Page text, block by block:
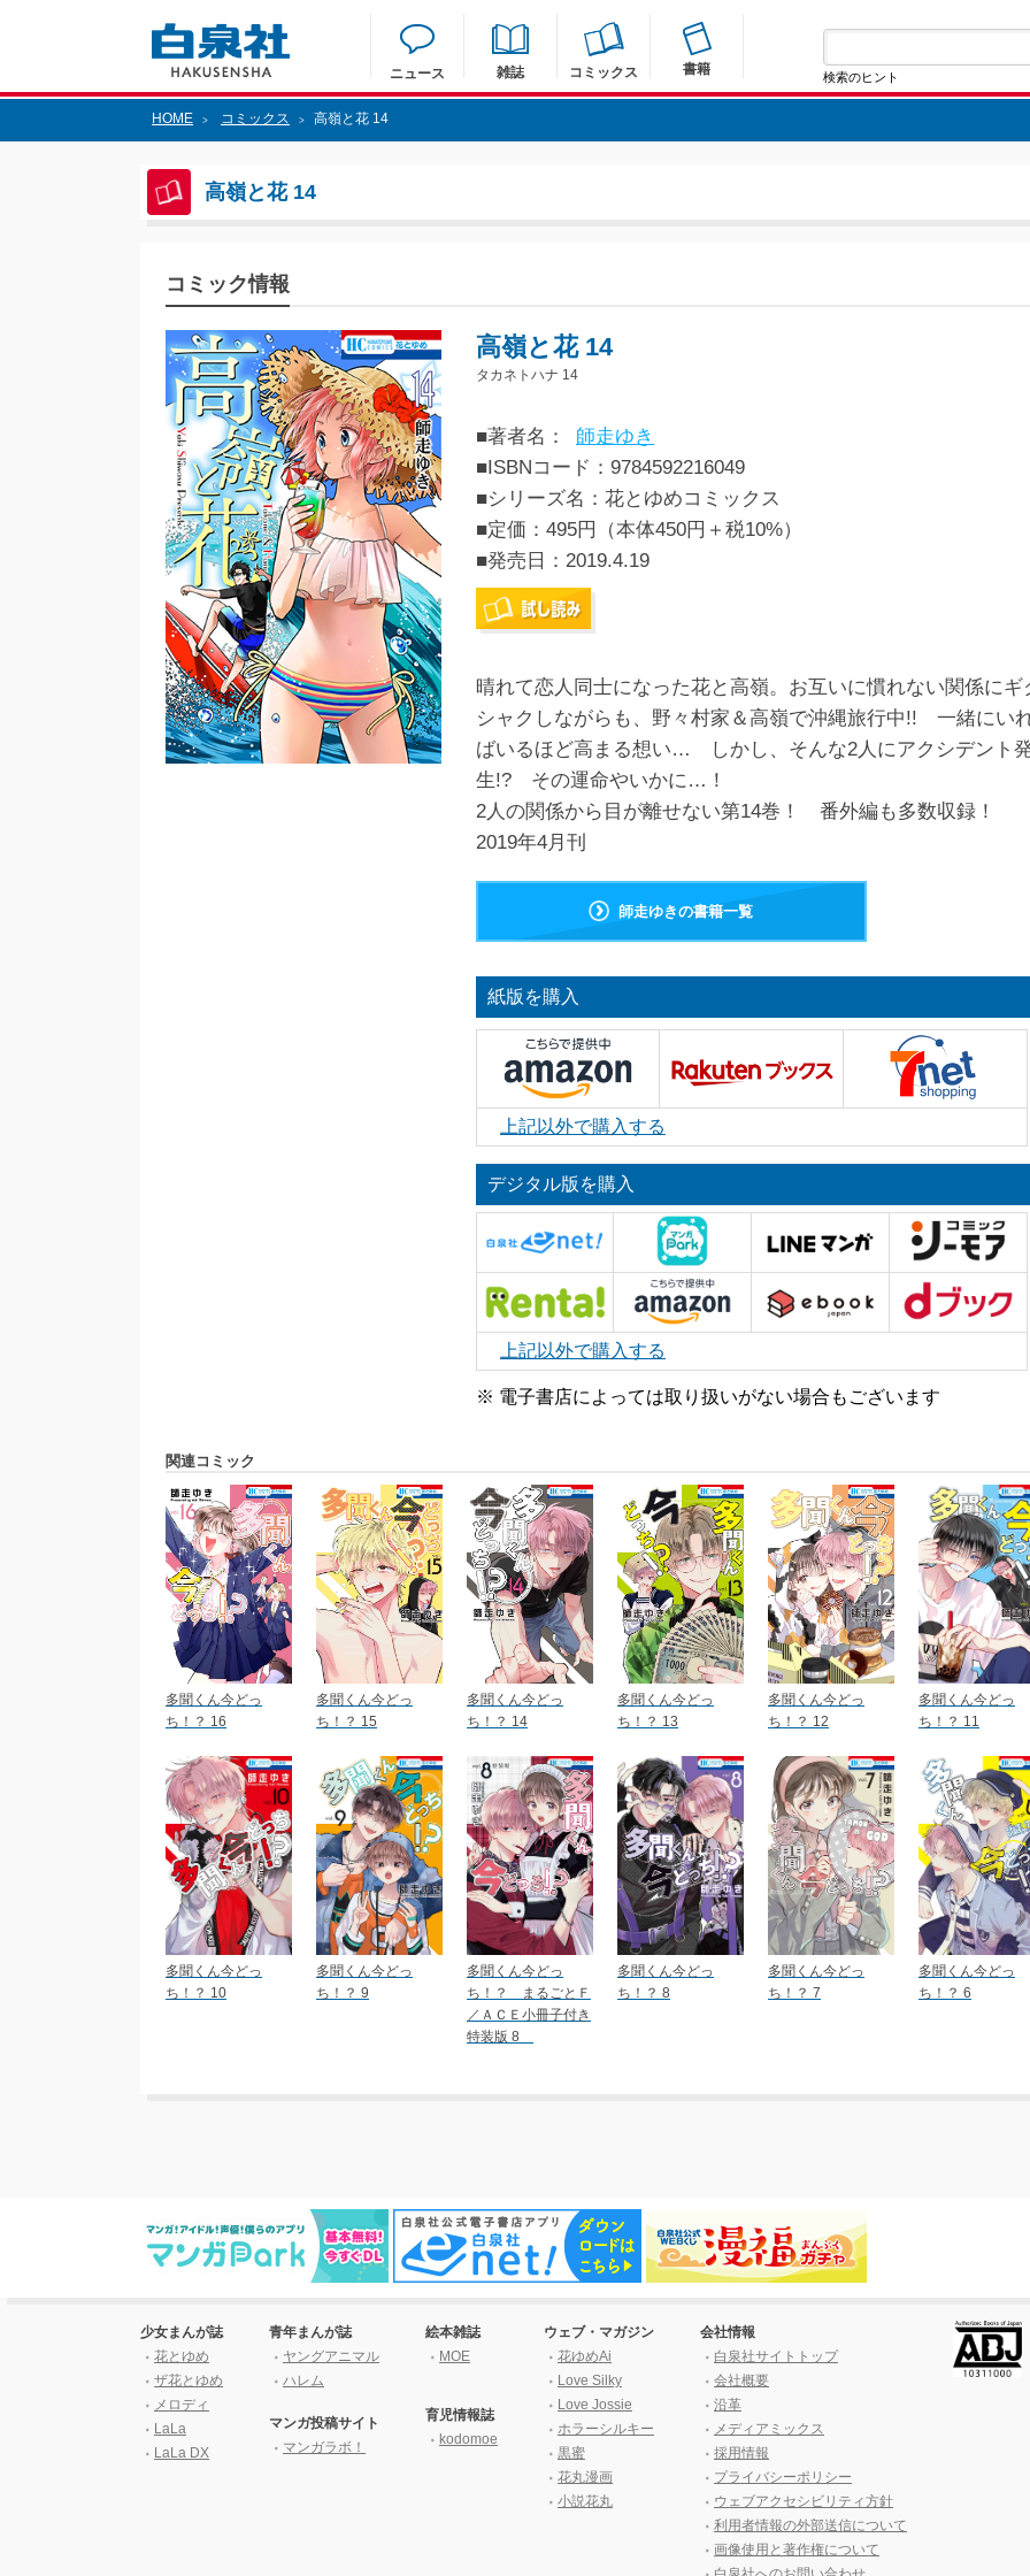
ニュース 雑誌 コミックス 書籍 検索のヒント
HOME > コミックス > 高嶺と花 14
高嶺と花 14
コミック情報
高嶺と花 14
タカネトハナ 14
■著者名：
師走ゆき
■ISBNコード：9784592216049
■シリーズ名：花とゆめコミックス
■定価：495円（本体450円＋税10%）
■発売日： 2019.4.19
晴れて恋人同士になった花と高嶺。お互いに慣れない関係にギ
シャクしながらも、野々村家＆高嶺で沖縄旅行中!! 一緒にい
ばいるほど高まる想い… しかし、そんな2人にアクシデント
生!? その運命やいかに…！
2人の関係から目が離せない第14巻！ 番外編も多数収録！
2019年4月刊
師走ゆきの書籍一覧
紙版を購入
上記以外で購入する
デジタル版を購入
上記以外で購入する
※ 電子書店によっては取り扱いがない場合もございます
関連コミック
多聞くん今どっ
ち！？ 16
多聞くん今どっ
ち！？ 15
多聞くん今どっ
ち！？ 14
多聞くん今どっ
ち！？ 13
多聞くん今どっ
ち！？ 12
多聞くん今どっ
ち！？ 11
多聞くん今どっ
ち！？ 10
多聞くん今どっ
ち！？ 9
多聞くん今どっ
ち！？ まるごとＦ
／ＡＣＥ小冊子付き
特装版 8
多聞くん今どっ
ち！？ 8
多聞くん今どっ
ち！？ 7
多聞くん今どっ
ち！？ 6
少女まんが誌
花とゆめ
ザ花とゆめ
メロディ
LaLa
LaLa DX
青年まんが誌
ヤングアニマル
ハレム
マンガ投稿サイト
マンガラボ！
絵本雑誌
MOE
育児情報誌
kodomoe
ウェブ・マガジン
花ゆめAi
Love Silky
Love Jossie
ホラーシルキー
黒蜜
花丸漫画
小説花丸
会社情報
白泉社サイトトップ
会社概要
沿革
メディアミックス
採用情報
プライバシーポリシー
ウェブアクセシビリティ方針
利用者情報の外部送信について
画像使用と著作権について